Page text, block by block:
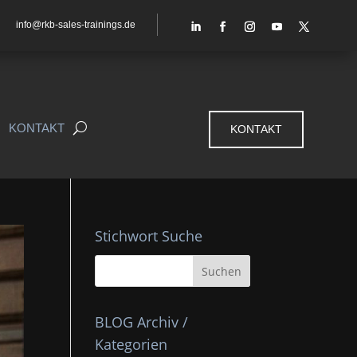
info@rkb-sales-trainings.de
KONTAKT KONTAKT
Stichwort Suche
BLOG Archiv /
Kategorien